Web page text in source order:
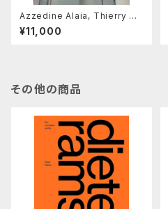
Azzedine Alaia, Thierry Mu
gler
¥11,000
その他の商品